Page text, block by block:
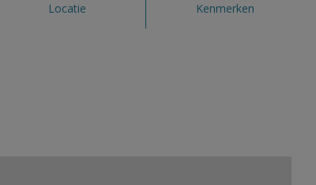
Locatie Kenmerken